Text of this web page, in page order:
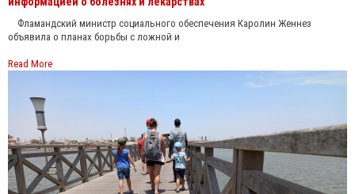
Фламандский министр социального обеспечения Каролин Женнез
объявила о планах борьбы с ложной и
Read More